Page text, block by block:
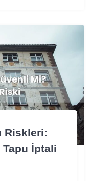
Riskleri:
Tapu İptali